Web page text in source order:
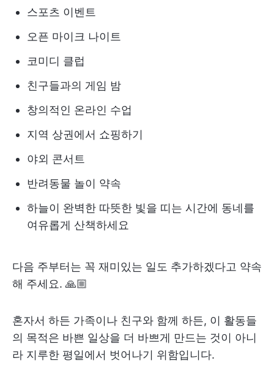
스포츠 이벤트
오픈 마이크 나이트
코미디 클럽
친구들과의 게임 밤
창의적인 온라인 수업
지역 상권에서 쇼핑하기
야외 콘서트
반려동물 놀이 약속
하늘이 완벽한 따뜻한 빛을 띠는 시간에 동네를
여유롭게 산책하세요
다음 주부터는 꼭 재미있는 일도 추가하겠다고 약속
해 주세요. 🙏🏼
혼자서 하든 가족이나 친구와 함께 하든, 이 활동들
의 목적은 바쁜 일상을 더 바쁘게 만드는 것이 아니
라 지루한 평일에서 벗어나기 위함입니다.